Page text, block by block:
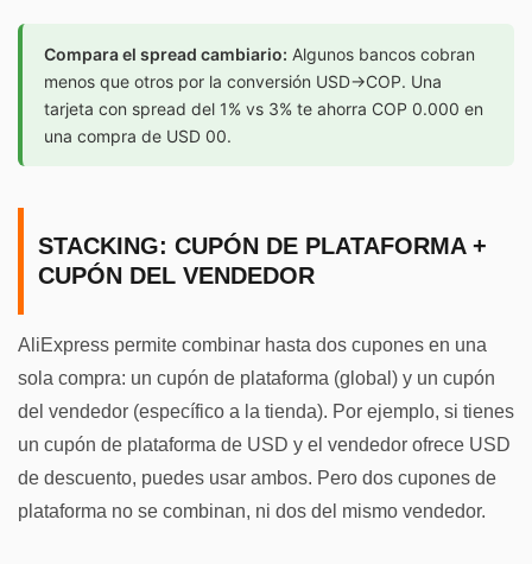
Compara el spread cambiario: Algunos bancos cobran
menos que otros por la conversión USD→COP. Una
tarjeta con spread del 1% vs 3% te ahorra COP 0.000 en
una compra de USD 00.
STACKING: CUPÓN DE PLATAFORMA +
CUPÓN DEL VENDEDOR
AliExpress permite combinar hasta dos cupones en una
sola compra: un cupón de plataforma (global) y un cupón
del vendedor (específico a la tienda). Por ejemplo, si tienes
un cupón de plataforma de USD y el vendedor ofrece USD
de descuento, puedes usar ambos. Pero dos cupones de
plataforma no se combinan, ni dos del mismo vendedor.